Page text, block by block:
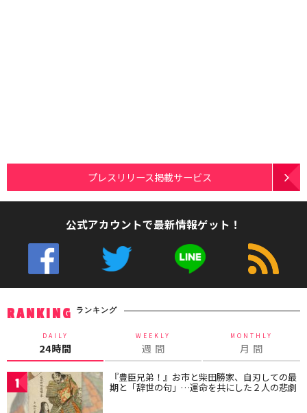
プレスリリース掲載サービス
公式アカウントで最新情報ゲット！
RANKING ランキング
DAILY
24時間
WEEKLY
週 間
MONTHLY
月 間
1 『豊臣兄弟！』お市と柴田勝家、自刃しての最
期と「辞世の句」…運命を共にした２人の悲劇